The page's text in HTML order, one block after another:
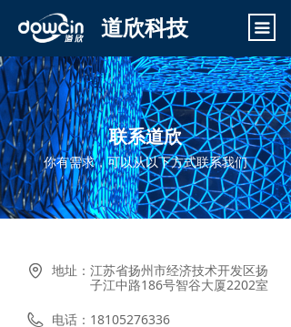
道欣科技 끀
首页
软件开发
网站建设
PPT制作
图文设计
道欣动态
你有需求，可以从以下方式联系我们
联系道欣
地址： 江苏省扬州市经济技术开发区扬
子江中路186号智谷大厦2202室
电话： 18105276336